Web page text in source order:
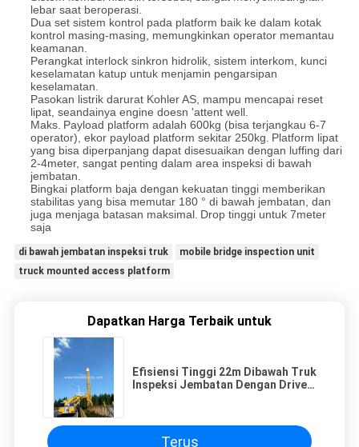
lebar saat beroperasi.
Dua set sistem kontrol pada platform baik ke dalam kotak
kontrol masing-masing, memungkinkan operator memantau
keamanan.
Perangkat interlock sinkron hidrolik, sistem interkom, kunci
keselamatan katup untuk menjamin pengarsipan
keselamatan.
Pasokan listrik darurat Kohler AS, mampu mencapai reset
lipat, seandainya engine doesn 'attent well.
Maks. Payload platform adalah 600kg (bisa terjangkau 6-7
operator), ekor payload platform sekitar 250kg. Platform lipat
yang bisa diperpanjang dapat disesuaikan dengan luffing dari
2-4meter, sangat penting dalam area inspeksi di bawah
jembatan.
Bingkai platform baja dengan kekuatan tinggi memberikan
stabilitas yang bisa memutar 180 ° di bawah jembatan, dan
juga menjaga batasan maksimal. Drop tinggi untuk 7meter
saja
di bawah jembatan inspeksi truk
mobile bridge inspection unit
truck mounted access platform
Dapatkan Harga Terbaik untuk
Efisiensi Tinggi 22m Dibawah Truk
Inspeksi Jembatan Dengan Drive
Terus